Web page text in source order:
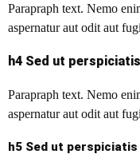
Parapraph text. Nemo
aspernatur aut odit aut
h4 Sed ut
Parapraph text. Nemo
aspernatur aut odit aut
h5 Sed ut perspiciatis